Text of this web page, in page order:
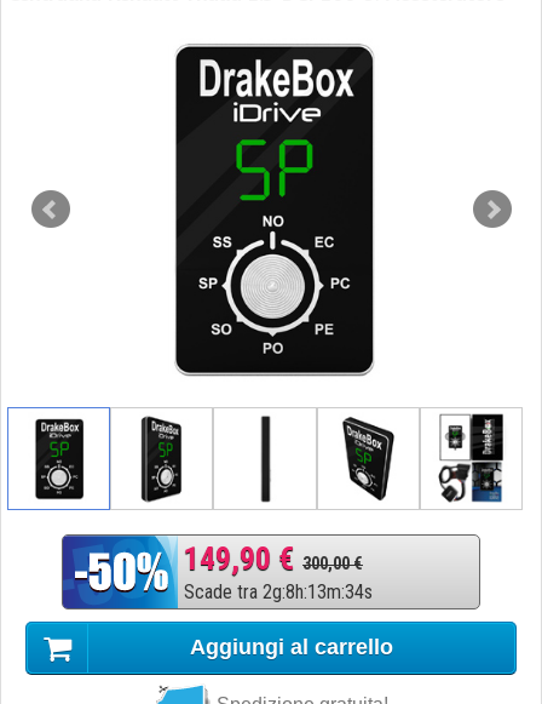
149,90 € 300,00 €
Scade tra 2g:8h:13m:33s
Aggiungi al carrello